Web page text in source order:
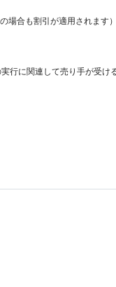
場合も割引が適用されます）
行に関連して売り手が受